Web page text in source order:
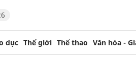
dục Thế giới Thể thao Văn hóa -